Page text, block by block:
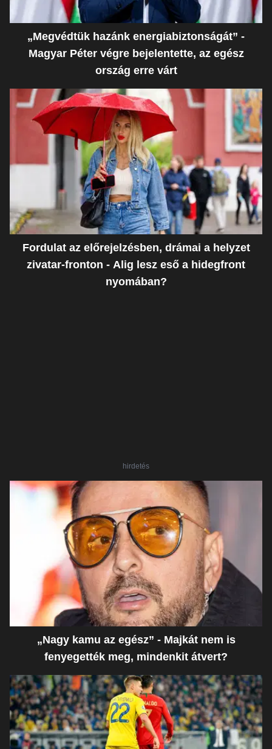
„Megvédtük hazánk energiabiztonságát” -
Magyar Péter végre bejelentette, az egész
ország erre várt
Fordulat az előrejelzésben, drámai a helyzet
zivatar-fronton - Alig lesz eső a hidegfront
nyomában?
hirdetés
„Nagy kamu az egész” - Majkát nem is
fenyegették meg, mindenkit átvert?